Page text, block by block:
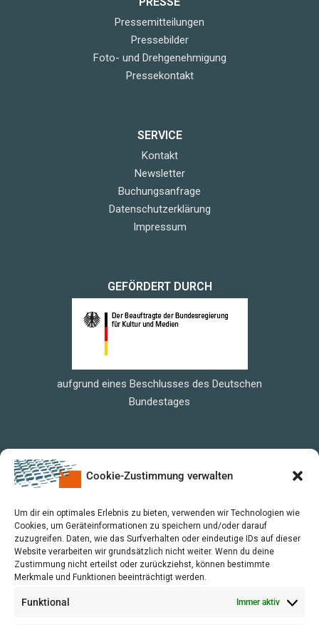
Cookie-Zustimmung verwalten
Um dir ein optimales Erlebnis zu bieten, verwenden wir Technologien wie
Cookies, um Geräteinformationen zu speichern und/oder darauf
zuzugreifen. Daten, wie das Surfverhalten oder eindeutige IDs auf dieser
Website verarbeiten wir grundsätzlich nicht weiter. Wenn du deine
Zustimmung nicht erteilst oder zurückziehst, können bestimmte
Merkmale und Funktionen beeinträchtigt werden.
Funktional Immer aktiv
Pressemitteilungen
Pressebilder
Foto- und Drehgenehmigung
Pressekontakt
SERVICE
Kontakt
Newsletter
Buchungsanfrage
Datenschutzerklärung
Impressum
GEFÖRDERT DURCH
aufgrund eines Beschlusses des Deutschen
Bundestages